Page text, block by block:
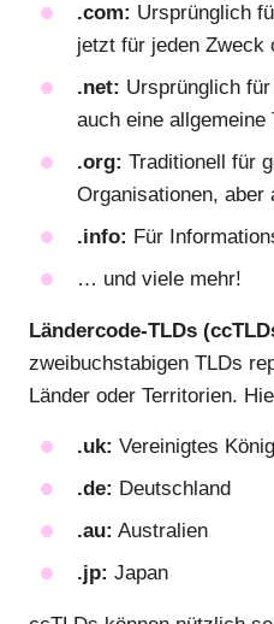
.com: Ursprünglich
jetzt für jeden Zweck
.net: Ursprünglich
auch eine allgemeine
.org: Traditionell für
Organisationen, aber
.info: Für
… und viele mehr!
Ländercode-TLDs
zweibuchstabigen TLDs
Länder oder Territorien.
.uk: Vereinigtes
.de: Deutschland
.au: Australien
.jp: Japan